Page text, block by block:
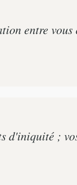
entre
d'iniquité ;